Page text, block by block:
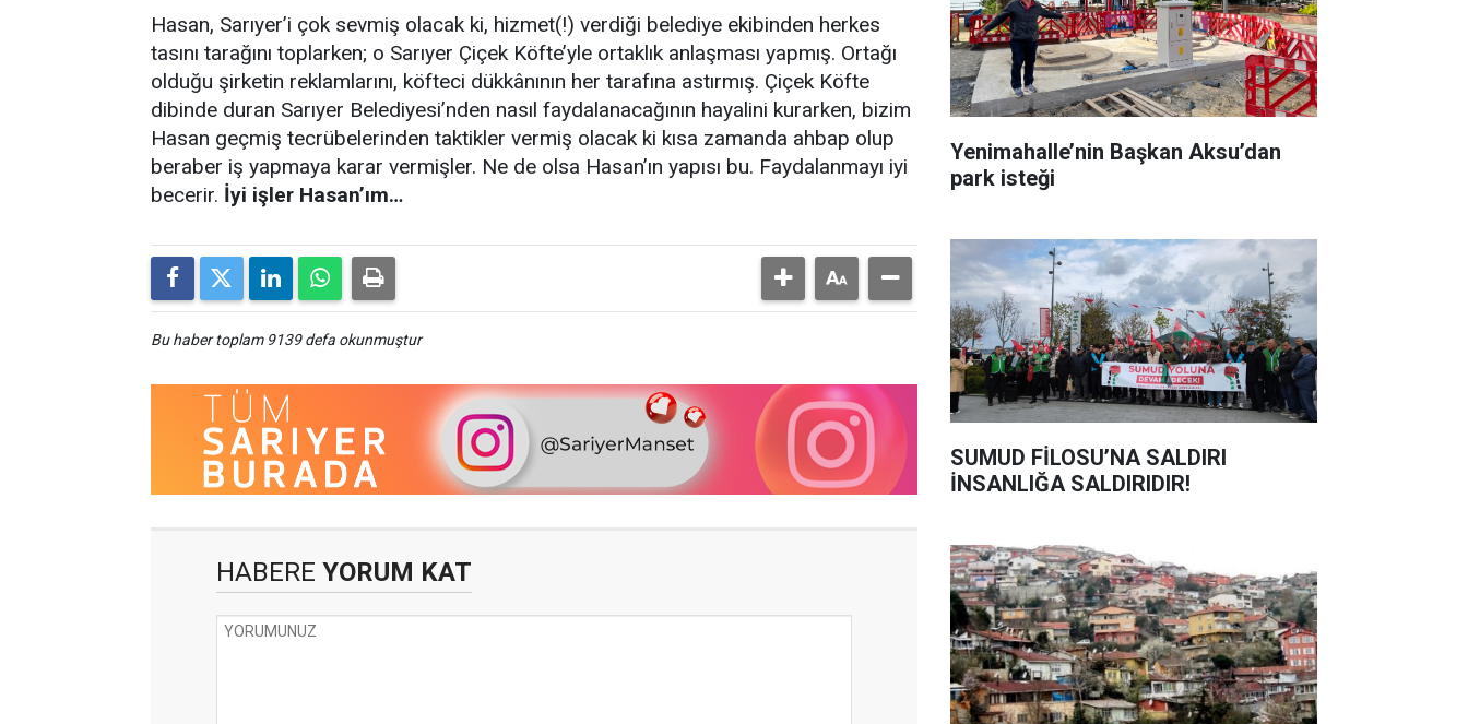
Hasan, Sarıyer’i çok sevmiş olacak ki, hizmet(!) verdiği belediye ekibinden herkes
tasını tarağını toplarken; o Sarıyer Çiçek Köfte’yle ortaklık anlaşması yapmış. Ortağı
olduğu şirketin reklamlarını, köfteci dükkânının her tarafına astırmış. Çiçek Köfte
dibinde duran Sarıyer Belediyesi’nden nasıl faydalanacağının hayalini kurarken, bizim
Hasan geçmiş tecrübelerinden taktikler vermiş olacak ki kısa zamanda ahbap olup
beraber iş yapmaya karar vermişler. Ne de olsa Hasan’ın yapısı bu. Faydalanmayı iyi
becerir. İyi işler Hasan’ım…
Bu haber toplam 9139 defa okunmuştur
HABERE YORUM KAT
Yenimahalle’nin Başkan Aksu’dan
park isteği
SUMUD FİLOSU’NA SALDIRI
İNSANLIĞA SALDIRIDIR!